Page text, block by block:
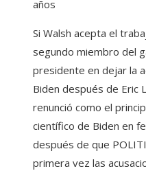
años
Si Walsh acepta el
segundo miembro del
presidente en dejar la
Biden después de Eric
renunció como el
científico de Biden en
después de que
primera vez las